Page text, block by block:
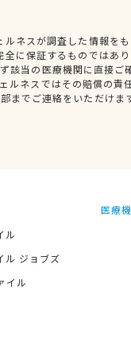
ネスが調査した情報を
に保証するものではあ
該当の医療機関に直接ご
ルネスではその賠償の責
までご連絡をいただけま
ル
ル ジョブズ
イル
医療